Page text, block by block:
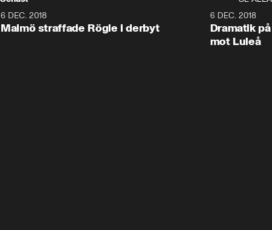
6 DEC. 2018
Malmö straffade Rögle i derbyt
6 DEC. 2018
Dramatik
mot Luleå